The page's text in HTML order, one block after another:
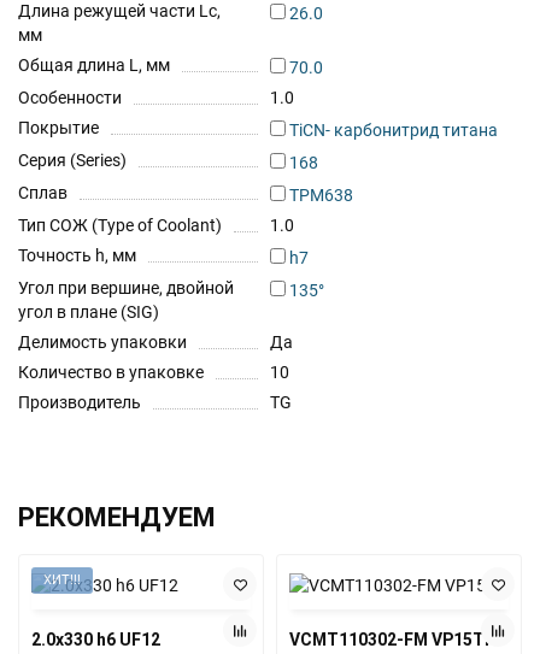
Длина режущей части Lc,
мм
26.0
Общая длина L, мм
70.0
Особенности
1.0
Покрытие
TiCN- карбонитрид титана
Серия (Series)
168
Сплав
TPM638
Тип СОЖ (Type of Coolant)
1.0
Точность h, мм
h7
Угол при вершине, двойной
угол в плане (SIG)
135°
Делимость упаковки
Да
Количество в упаковке
10
Производитель
TG
РЕКОМЕНДУЕМ
ХИТ!!!
2.0х330 h6 UF12 VCMT110302-FM VP15TF